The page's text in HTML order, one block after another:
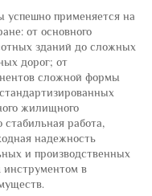
применяется на
от основного
зданий до сложных
дорог; от
сложной формы
жилищного
стабильная работа,
надежность
и производственных
инструментом в